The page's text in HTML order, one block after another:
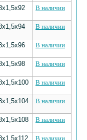
В наличии
В наличии
В наличии
В наличии
В наличии
В наличии
В наличии
В наличии